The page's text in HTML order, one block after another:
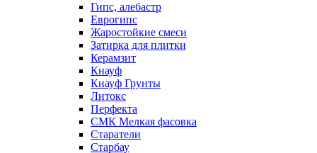
Гипс, алебастр
Еврогипс
Жаростойкие смеси
Затирка для плитки
Керамзит
Кнауф
Кнауф Грунты
Литокс
Перфекта
СМК Мелкая фасовка
Старатели
Старбау